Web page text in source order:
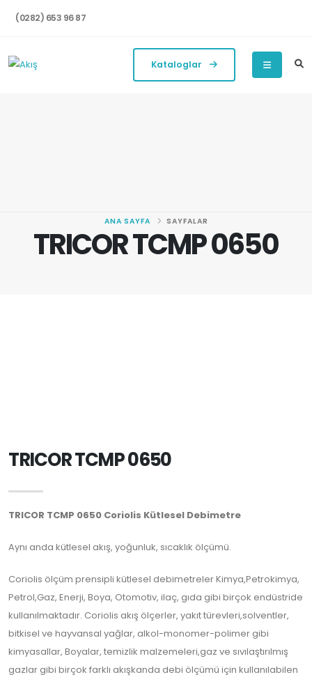
(0282) 653 96 87
Kataloglar
TRICOR TCMP 0650
ANA SAYFA SAYFALAR
TRICOR TCMP 0650
TRICOR TCMP 0650 Coriolis Kütlesel Debimetre
Aynı anda kütlesel akış, yoğunluk, sıcaklık ölçümü.
Coriolis ölçüm prensipli kütlesel debimetreler Kimya,Petrokimya,
Petrol,Gaz, Enerji, Boya, Otomotiv, ilaç, gıda gibi birçok endüstride
kullanılmaktadır. Coriolis akış ölçerler, yakıt türevleri,solventler,
bitkisel ve hayvansal yağlar, alkol-monomer-polimer gibi
kimyasallar, Boyalar, temizlik malzemeleri,gaz ve sıvılaştırılmış
gazlar gibi birçok farklı akışkanda debi ölçümü için kullanılabilen